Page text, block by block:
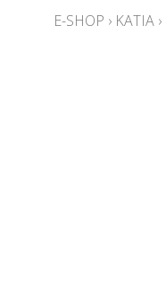
E-SHOP › KATIA ›